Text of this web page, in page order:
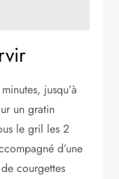
jusqu’à
un gratin
le gril les 2
d’une
courgettes